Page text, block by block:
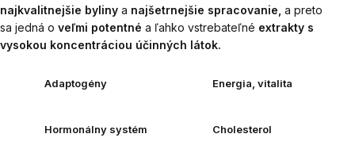
najkvalitnejšie byliny a najšetrnejšie spracovanie a preto
sa jedná o veľmi potentné a ľahko vstrebateľné extrakty s
vysokou koncentráciou účinných látok.
Adaptogény Energia, vitalita
Hormonálny systém Cholesterol